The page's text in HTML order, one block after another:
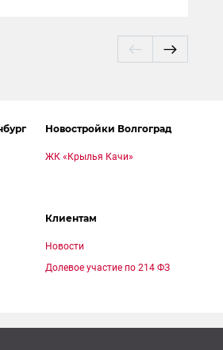
Новостройки Волгоград
ЖК «Крылья Качи»
Клиентам
Новости
Долевое участие по 214 ФЗ